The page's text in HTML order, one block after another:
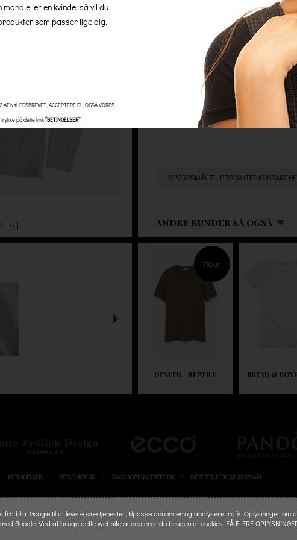
100 % økologisk bomuld. Husk ved
gratis levering uden nogle skjulte
SPØRGSMÅL TIL PRODUKTET KONTAKT
ANDRE KUNDER SÅ OGSÅ
Tilbud
DENVER - REPTILE BREAD &
BETINGELSER RETURNERING OM SHOPPINSTREET.DK OFTE STILLEDE SPØRGSMÅL
BETALINGSKORT
© 2026 SHOPPINSTREET.DK - ALL RIGHTS RESERVED.
fra bl.a. Google til at levere sine tjenester, tilpasse annoncer og analysere trafik. Oplysninger om
Google. Ved at bruge dette website accepterer du brugen af cookies. FÅ FLERE
eller en kvinde, så vil du
som passer lige dig.
NYHEDSBREVET, ACCEPTERE DU OGSÅ VORES
på dette link”BETINGELSER”